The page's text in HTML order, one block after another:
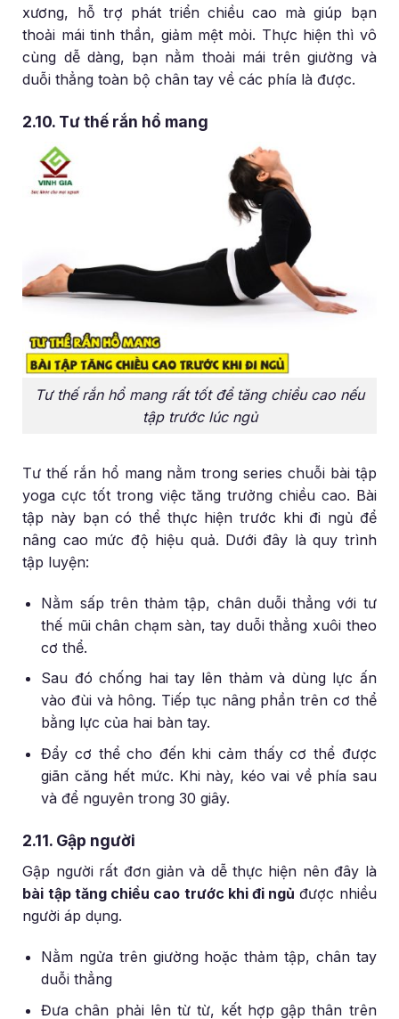
xương, hỗ trợ phát triển chiều cao mà giúp bạn
thoải mái tinh thần, giảm mệt mỏi. Thực hiện thì vô
cùng dễ dàng, bạn nằm thoải mái trên giường và
duỗi thẳng toàn bộ chân tay về các phía là được.
2.10. Tư thế rắn hổ mang
Tư thế rắn hổ mang rất tốt để tăng chiều cao nếu
tập trước lúc ngủ
Tư thế rắn hổ mang nằm trong series chuỗi bài tập
yoga cực tốt trong việc tăng trưởng chiều cao. Bài
tập này bạn có thể thực hiện trước khi đi ngủ để
nâng cao mức độ hiệu quả. Dưới đây là quy trình
tập luyện:
Nằm sấp trên thảm tập, chân duỗi thẳng với tư
thế mũi chân chạm sàn, tay duỗi thẳng xuôi theo
cơ thể.
Sau đó chống hai tay lên thảm và dùng lực ấn
vào đùi và hông. Tiếp tục nâng phần trên cơ thể
bằng lực của hai bàn tay.
Đẩy cơ thể cho đến khi cảm thấy cơ thể được
giãn căng hết mức. Khi này, kéo vai về phía sau
và để nguyên trong 30 giây.
2.11. Gập người
Gập người rất đơn giản và dễ thực hiện nên đây là
bài tập tăng chiều cao trước khi đi ngủ được nhiều
người áp dụng.
Nằm ngửa trên giường hoặc thảm tập, chân tay
duỗi thẳng
Đưa chân phải lên từ từ, kết hợp gập thân trên